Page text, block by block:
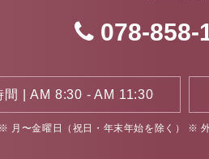
078-858-
間 | AM 8:30 - AM 11:30
月〜金曜日（祝日・年末年始を除く） ※